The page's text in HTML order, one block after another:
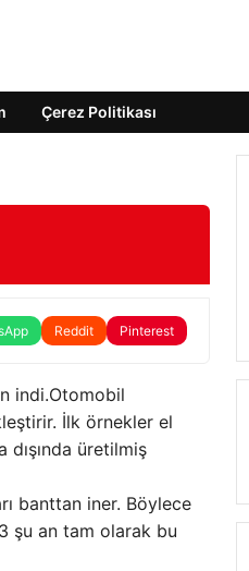
Çerez Politikası
Reddit Pinterest
indi.Otomobil
İlk örnekler el
üretilmiş
banttan iner. Böylece
şu an tam olarak bu